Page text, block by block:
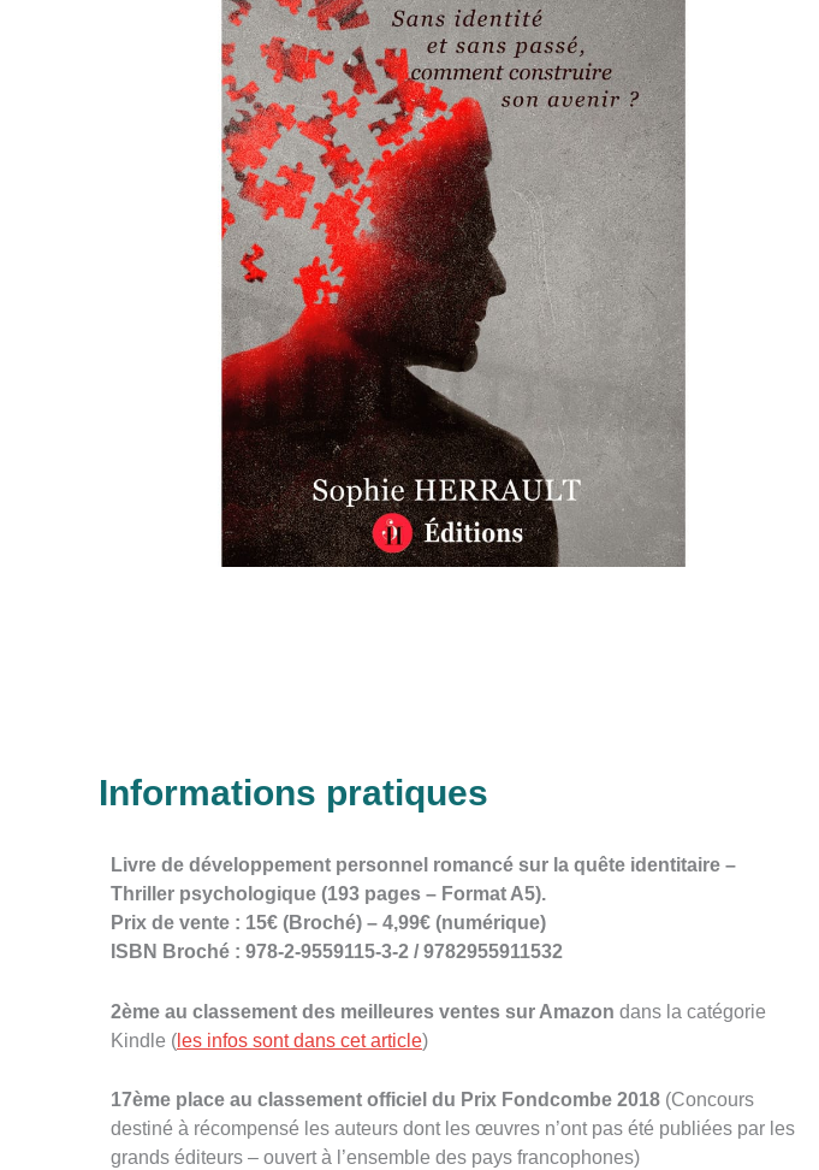
Informations pratiques
Livre de développement personnel romancé sur la quête identitaire –
Thriller psychologique (193 pages – Format A5).
Prix de vente : 15€ (Broché) – 4,99€ (numérique)
ISBN Broché : 978-2-9559115-3-2 / 9782955911532
2ème au classement des meilleures ventes sur Amazon dans la catégorie
Kindle ( les infos sont dans cet article)
17ème place au classement officiel du Prix Fondcombe 2018 (Concours
destiné à récompensé les auteurs dont les œuvres n’ont pas été publiées par les
grands éditeurs – ouvert à l’ensemble des pays francophones)